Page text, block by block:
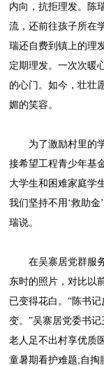
内向，抗拒理发。陈
流，还前往孩子所在
瑞还自费到镇上的理
定期理发。一次次暖
的心门。如今，壮壮
媚的笑容。
为了激励村里的学
接希望工程青少年基
大学生和困难家庭学
我们坚持不用‘救助
瑞说。
在吴寨居党群服务
东时的照片，对比以
已变得花白。“陈书
变。”吴寨居党委书
老人足不出村享优质
童暑期看护难题;自掏